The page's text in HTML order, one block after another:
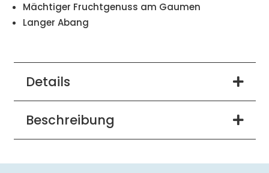
Mächtiger Fruchtgenuss am Gaumen
Langer Abang
Details
Beschreibung